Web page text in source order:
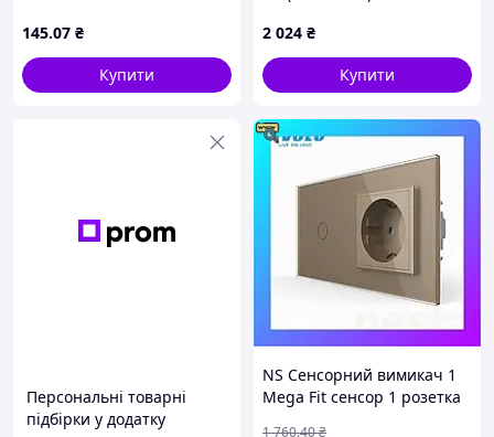
145.07 ₴
Купити
2 024 ₴
Купити
Персональні товарні
підбірки у додатку
NS Сенсорний вимикач 1
Mega Fit сенсор 1 розетка
1 760.40₴